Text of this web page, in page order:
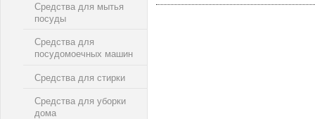
Средства для мытья
посуды
Средства для
посудомоечных машин
Средства для стирки
Средства для уборки
дома